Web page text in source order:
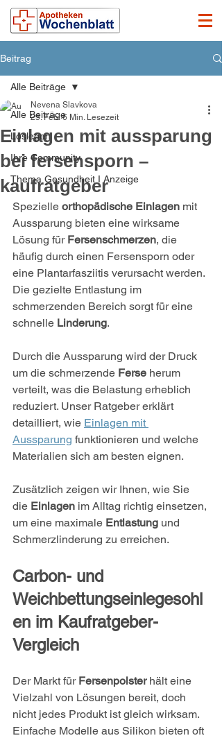
Beitrag
Alle Beiträge
Loslegen
Ihre Community
Thema Gesundheit I Anzeige
Alle Beiträge
Einlagen mit aussparung
bei fersensporn –
kaufratgeber
Nevena Slavkova
25. Feb. 6 Min. Lesezeit
Spezielle orthopädische Einlagen mit
Aussparung bieten eine wirksame
Lösung für Fersenschmerzen, die
häufig durch einen Fersensporn oder
eine Plantarfasziitis verursacht werden.
Die gezielte Entlastung im
schmerzenden Bereich sorgt für eine
schnelle Linderung.
Durch die Aussparung wird der Druck
um die schmerzende Ferse herum
verteilt, was die Belastung erheblich
reduziert. Unser Ratgeber erklärt
detailliert, wie Einlagen mit
Aussparung funktionieren und welche
Materialien sich am besten eignen.
Zusätzlich zeigen wir Ihnen, wie Sie
die Einlagen im Alltag richtig einsetzen,
um eine maximale Entlastung und
Schmerzlinderung zu erreichen.
Carbon- und
Weichbettungseinlegesohl
en im Kaufratgeber-
Vergleich
Der Markt für Fersenpolster hält eine
Vielzahl von Lösungen bereit, doch
nicht jedes Produkt ist gleich wirksam.
Einfache Modelle aus Silikon bieten oft